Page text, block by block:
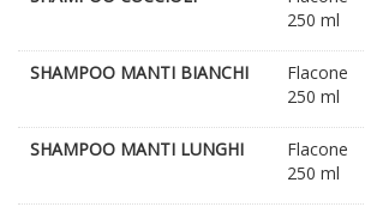
250 ml
SHAMPOO MANTI BIANCHI
Flacone
250 ml
SHAMPOO MANTI LUNGHI
Flacone
250 ml